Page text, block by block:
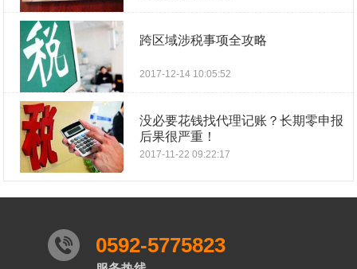
跨区域涉税事项全攻略
2017-12-14 10:05:52
没必要花钱找代理记账？长期零申报
后果很严重！
2017-11-22 09:22:17
0592-5775823